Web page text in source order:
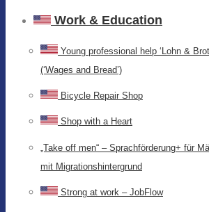
Work & Education
Young professional help ‘Lohn &
(‘Wages and Bread’)
Bicycle Repair Shop
Shop with a Heart
„Take off men“ – Sprachförderung+ für
mit Migrationshintergrund
Strong at work – JobFlow